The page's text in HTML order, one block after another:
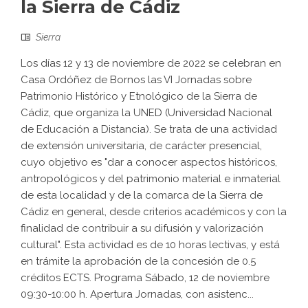
la Sierra de Cádiz
Sierra
Los días 12 y 13 de noviembre de 2022 se celebran en
Casa Ordóñez de Bornos las VI Jornadas sobre
Patrimonio Histórico y Etnológico de la Sierra de
Cádiz, que organiza la UNED (Universidad Nacional
de Educación a Distancia). Se trata de una actividad
de extensión universitaria, de carácter presencial,
cuyo objetivo es "dar a conocer aspectos históricos,
antropológicos y del patrimonio material e inmaterial
de esta localidad y de la comarca de la Sierra de
Cádiz en general, desde criterios académicos y con la
finalidad de contribuir a su difusión y valorización
cultural". Esta actividad es de 10 horas lectivas, y está
en trámite la aprobación de la concesión de 0.5
créditos ECTS. Programa Sábado, 12 de noviembre
09:30-10:00 h. Apertura Jornadas, con asistenc...